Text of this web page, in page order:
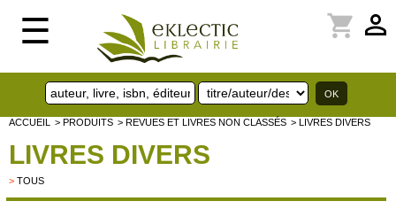
☰ perm_identity
shopping_cart
ACCUEIL > PRODUITS > REVUES ET LIVRES NON CLASSÉS > LIVRES DIVERS
LIVRES DIVERS
> TOUS